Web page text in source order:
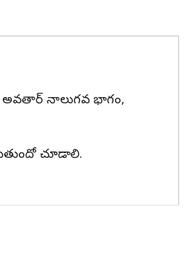
అవతార్ నాలుగవ భాగం,
చూడాలి.